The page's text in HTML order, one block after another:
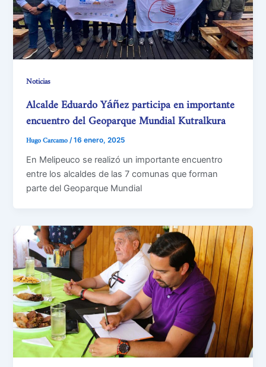
Noticias
Alcalde Eduardo Yáñez participa en importante
encuentro del Geoparque Mundial Kutralkura
Hugo Carcamo/16 enero, 2025
En Melipeuco se realizó un importante encuentro
entre los alcaldes de las 7 comunas que forman
parte del Geoparque Mundial